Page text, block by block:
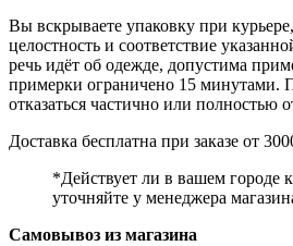
Вы вскрываете упаковку при
целостность и соответствие
речь идёт об одежде, допустима
примерки ограничено 15 минутами.
отказаться частично или полностью
Доставка бесплатна при заказе от
*Действует ли в вашем городе
уточняйте у менеджера
Самовывоз из магазина